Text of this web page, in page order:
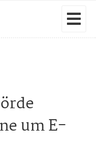
um E-